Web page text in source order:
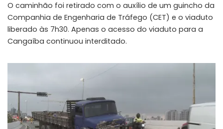
O caminhão foi retirado com o auxílio de um guincho da
Companhia de Engenharia de Tráfego (CET) e o viaduto
liberado às 7h30. Apenas o acesso do viaduto para a
Cangaíba continuou interditado.